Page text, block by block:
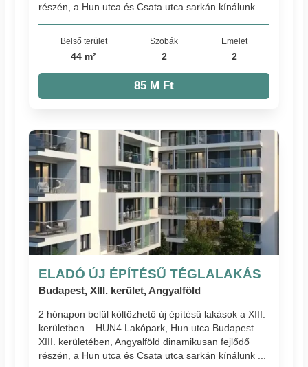
részén, a Hun utca és Csata utca sarkán kínálunk ...
Belső terület
44 m²
Szobák
2
Emelet
2
85 M Ft
ELADÓ ÚJ ÉPÍTÉSŰ TÉGLALAKÁS
Budapest, XIII. kerület, Angyalföld
2 hónapon belül költözhető új építésű lakások a XIII.
kerületben – HUN4 Lakópark, Hun utca Budapest
XIII. kerületében, Angyalföld dinamikusan fejlődő
részén, a Hun utca és Csata utca sarkán kínálunk ...